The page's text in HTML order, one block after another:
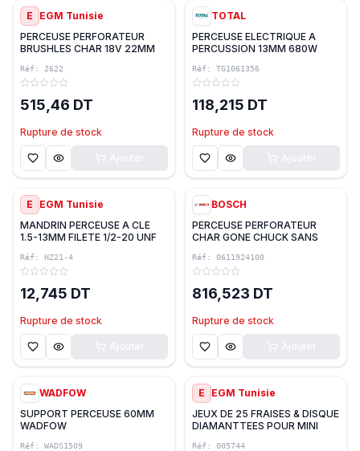
E
EGM Tunisie
PERCEUSE PERFORATEUR
BRUSHLES CHAR 18V 22MM
20V 4.0AH LITHUM SDS PLUS
DOBEX
Réf: 2622
515,46 DT
Rupture de stock
TOTAL
PERCEUSE ELECTRIQUE A
PERCUSSION 13MM 680W
Réf: TG1061356
118,215 DT
Rupture de stock
E
EGM Tunisie
MANDRIN PERCEUSE A CLE
1.5-13MM FILETE 1/2-20 UNF
Réf: HZ21-4
12,745 DT
Rupture de stock
BOSCH
PERCEUSE PERFORATEUR
CHAR GONE CHUCK SANS
22X 2.0J BOSCH
Réf: 0611924100
816,523 DT
Rupture de stock
WADFOW
SUPPORT PERCEUSE 60MM
WADFOW
Réf: WADS1509
E
EGM Tunisie
JEUX DE 25 FRAISES & DISQUE
DIAMANTTEES POUR MINI
Réf: 005744